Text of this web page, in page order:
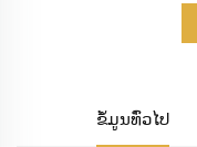
ຂໍ້ມູນທົ່ວໄປ